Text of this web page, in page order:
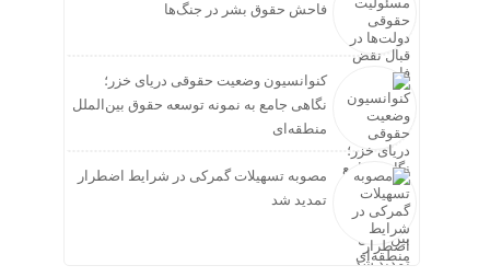
فاحش حقوق بشر در جنگ‌ها
کنوانسیون وضعیت حقوقی دریای خزر؛
نگاهی جامع به نمونه توسعه حقوق بین‌الملل
منطقه‌ای
مصوبه تسهیلات گمرکی در شرایط اضطرار
تمدید شد